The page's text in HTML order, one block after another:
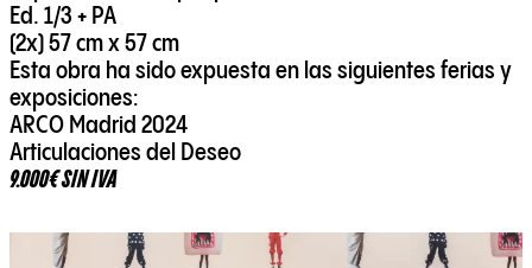
Ed. 1/3 + PA
(2x) 57 cm x 57 cm
Esta obra ha sido expuesta en las siguientes ferias y
exposiciones:
ARCO Madrid 2024
Articulaciones del Deseo
9.000€ SIN IVA